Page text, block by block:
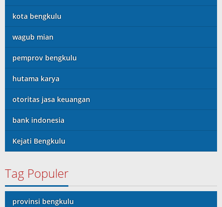
kota bengkulu
wagub mian
pemprov bengkulu
hutama karya
otoritas jasa keuangan
bank indonesia
Kejati Bengkulu
Tag Populer
provinsi bengkulu